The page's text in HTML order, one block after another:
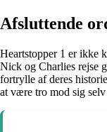
Afsluttende
Heartstopper 1 er ikke
Nick og Charlies rejse
fortrylle af deres
at være tro mod sig